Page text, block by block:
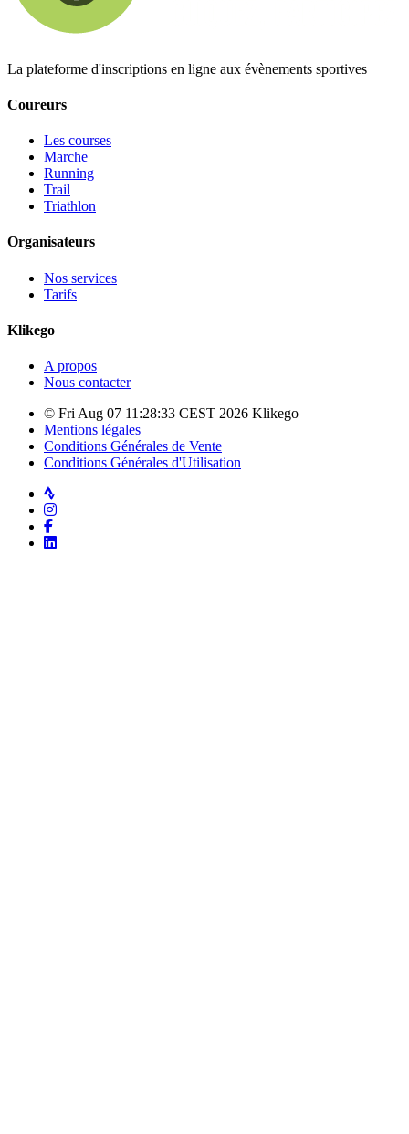
La plateforme d'inscriptions en ligne aux évènements sportives
Coureurs
Les courses
Marche
Running
Trail
Triathlon
Organisateurs
Nos services
Tarifs
Klikego
A propos
Nous contacter
© Fri Aug 07 11:28:33 CEST 2026 Klikego
Mentions légales
Conditions Générales de Vente
Conditions Générales d'Utilisation
Strava
Instagram
Facebook
LinkedIn